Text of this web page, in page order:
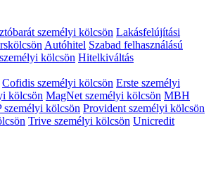
személyi kölcsön Lakásfelújítási
Autóhitel Szabad felhasználású
kölcsön Hitelkiváltás
Cofidis személyi kölcsön Erste személyi
kölcsön MagNet személyi kölcsön MBH
személyi kölcsön Provident személyi kölcsön
Trive személyi kölcsön Unicredit